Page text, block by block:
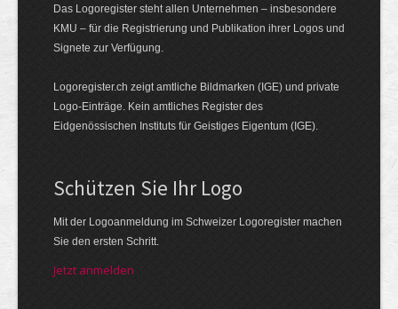
Das Logoregister steht allen Unternehmen – insbesondere
KMU – für die Registrierung und Publikation ihrer Logos und
Signete zur Verfügung.
Logoregister.ch zeigt amtliche Bildmarken (IGE) und private
Logo-Einträge. Kein amtliches Register des
Eidgenössischen Instituts für Geistiges Eigentum (IGE).
Schützen Sie Ihr Logo
Mit der Logo­an­meldung im Schweizer Logo­register machen
Sie den ersten Schritt.
Jetzt anmelden